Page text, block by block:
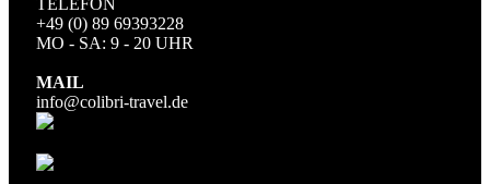
TELEFON
+49 (0) 89 69393228
MO - SA: 9 - 20 UHR
MAIL
info@colibri-travel.de